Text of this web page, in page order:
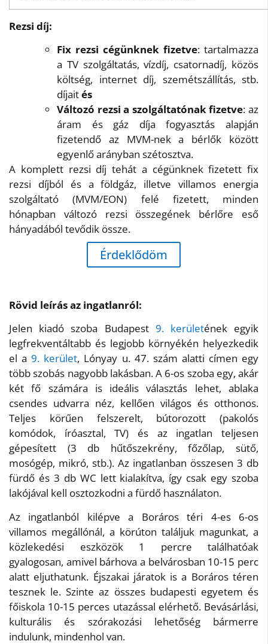
Rezsi díj:
Fix rezsi cégünknek fizetve: tartalmazza
a TV szolgáltatás, vízdíj, csatornadíj, közös
költség, internet díj, szemétszállítás, stb.
díjaités
Változó rezsi a szolgáltatónak fizetve: az
áram és gáz díja fogyasztás alapján
fizetendő az MVM-nek a bérlők között
egyenlő arányban szétosztva.
A komplett rezsi díj tehát a cégünknek fizetett fix
rezsi díjból és a földgáz, illetve villamos energia
szolgáltató (MVM/EON) felé fizetett, minden
hónapban változó rezsi összegének bérlőre eső
hányadából tevődik össze.
Érdeklődöm
Rövid leírás az ingatlanról:
Jelen kiadó szoba Budapest 9. kerületének egyik
legfrekventáltabb és legjobb környékén helyezkedik
el a9. kerület, Lónyay u. 47. szám alatti címen egy
több szobás nagyobb lakásban. A 6-os szoba egy, akár
két fő számára is ideális választás lehet, ablaka
csendes udvarra néz, kellően világos és otthonos.
Teljes körűen felszerelt, bútorozott (pakolós
komódok, íróasztal, TV) és az ingatlan teljesen
gépesített (3 db hűtőszekrény, főzőlap, sütő,
mosógép, mikró, stb.). Az ingatlanban összesen 3 db
fürdő és 3 db WC lett kialakítva, így csak egy szoba
lakójával kell osztozkodni a fürdő használaton.
Az ingatlanból kilépve a Boráros téri 4-es 6-os
villamos megállónál, a körúton találjuk magunkat, a
közlekedési eszközök 1 percre találhatóak
gyalogosan, amivel bárhova a belvárosban 10-15 perc
alatt eljuthatunk. Éjszakai járatok is a Boráros téren
tesznek le. Szinte az összes budapesti egyetem és
főiskola 10-15 perces utazással elérhető. Bevásárlási,
kulturális és szórakozási lehetőség bármerre
indulunk, mindenhol van.